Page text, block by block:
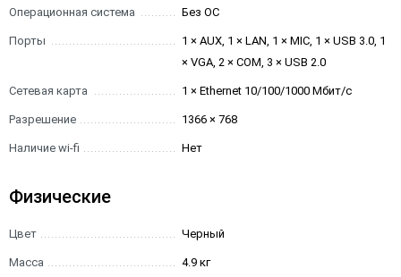
Операционная система Без ОС
Порты
1 × AUX, 1 × LAN, 1 × MIC, 1 × USB 3.0, 1
× VGA, 2 × COM, 3 × USB 2.0
Сетевая карта 1 × Ethernet 10/100/1000 Мбит/с
Разрешение 1366 × 768
Наличие wi-fi Нет
Физические
Цвет Черный
Масса 4.9 кг